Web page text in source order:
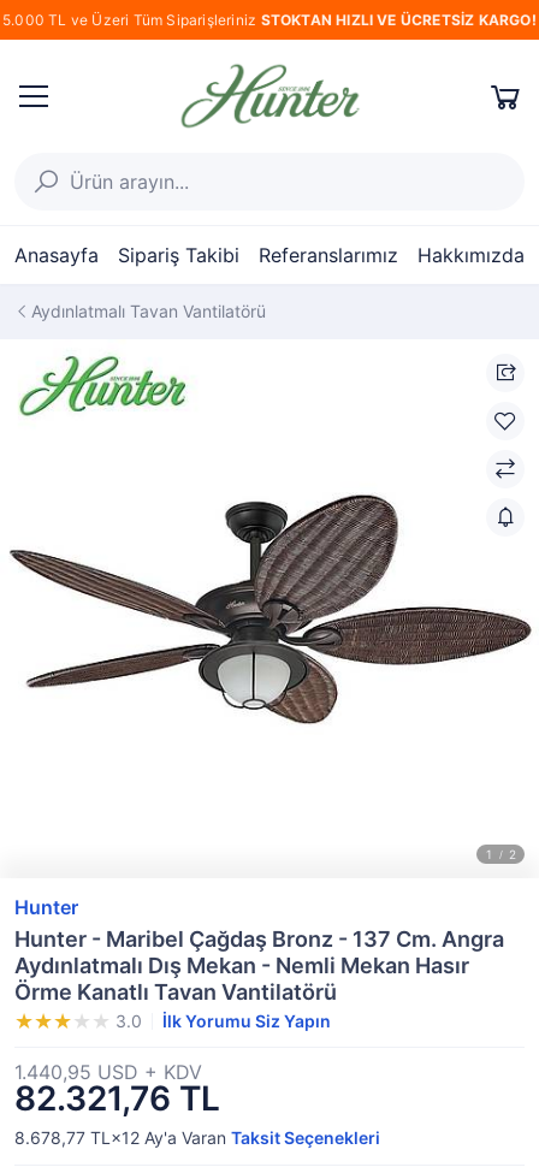
5.000 TL ve Üzeri Tüm Siparişleriniz STOKTAN HIZLI VE ÜCRETSİZ KARGO!
Anasayfa Sipariş Takibi Referanslarımız Hakkımızda
Aydınlatmalı Tavan Vantilatörü
Hunter
Hunter - Maribel Çağdaş Bronz - 137 Cm. Angra
Aydınlatmalı Dış Mekan - Nemli Mekan Hasır
Örme Kanatlı Tavan Vantilatörü
3.0 İlk Yorumu Siz Yapın
82.321,76 TL
1.440,95 USD + KDV
8.678,77 TL×12 Ay'a Varan Taksit Seçenekleri